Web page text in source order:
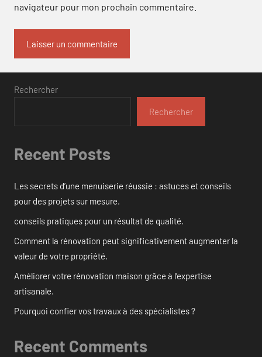
navigateur pour mon prochain commentaire.
Rechercher
Rechercher
Recent Posts
Les secrets d’une menuiserie réussie : astuces et conseils
pour des projets sur mesure.
conseils pratiques pour un résultat de qualité.
Comment la rénovation peut significativement augmenter la
valeur de votre propriété.
Améliorer votre rénovation maison grâce à l’expertise
artisanale.
Pourquoi confier vos travaux à des spécialistes ?
Recent Comments